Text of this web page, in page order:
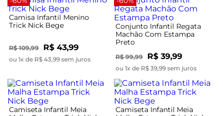
Camisa Infantil Menino
Trick Nick Bege
R$ 109,99 R$ 43,99
ou 1x de R$ 43,99 sem juros
Conjunto Infantil Regata
Machão Com Estampa
Preto
R$ 99,99 R$ 39,99
ou 1x de R$ 39,99 sem juros
Camiseta Infantil Meia
Camiseta Infantil Meia